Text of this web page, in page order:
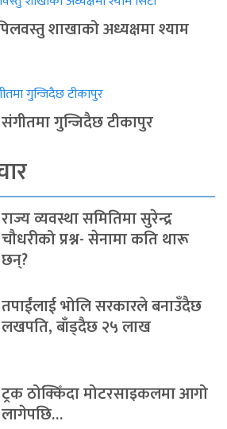
शाखाको अध्यक्षमा श्याम
गुन्जिदैछ टीकापुर
राज्य व्यवस्था समितिमा सुरेन्द्र
चौधरीको प्रश्न- सेनामा कति थारू
छन्?
तपाईंलाई भोलि सरकारले बनाउँदैछ
लखपति, बाँड्दैछ २५ लाख
ट्रक ठोक्किँदा मोटरसाइकलमा आगो
लागेपछि…